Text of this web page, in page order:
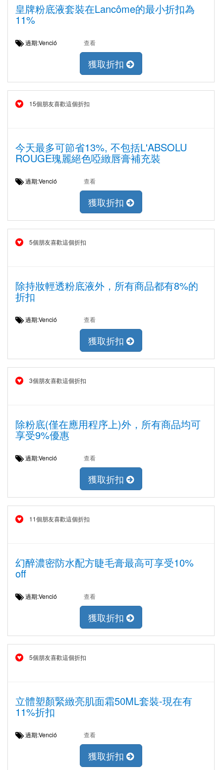
皇牌粉底液套裝在Lancôme的最小折扣為
11%
過期:Venció 查看
獲取折扣
15個朋友喜歡這個折扣
今天最多可節省13%, 不包括L'ABSOLU
ROUGE瑰麗絕色啞緻唇膏補充裝
過期:Venció 查看
獲取折扣
5個朋友喜歡這個折扣
除持妝輕透粉底液外，所有商品都有8%的
折扣
過期:Venció 查看
獲取折扣
3個朋友喜歡這個折扣
除粉底(僅在應用程序上)外，所有商品均可
享受9%優惠
過期:Venció 查看
獲取折扣
11個朋友喜歡這個折扣
幻醉濃密防水配方睫毛膏最高可享受10%
off
過期:Venció 查看
獲取折扣
5個朋友喜歡這個折扣
立體塑顏緊緻亮肌面霜50ML套裝-現在有
11%折扣
過期:Venció 查看
獲取折扣